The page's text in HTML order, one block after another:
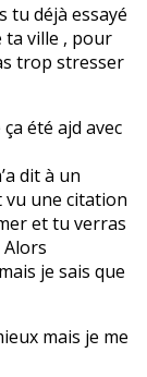
tu déjà essayé
ta ville , pour
trop stresser
été ajd avec
dit à un
vu une citation
et tu verras
je sais que
mais je me